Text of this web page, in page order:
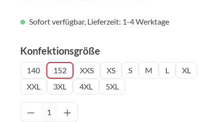
Sofort verfügbar, Lieferzeit: 1-4 Werktage
Konfektionsgröße
140 152 XXS XS S M L
XL
XXL
3XL 4XL 5XL
Produkt Anzahl: Gib den gewünschten